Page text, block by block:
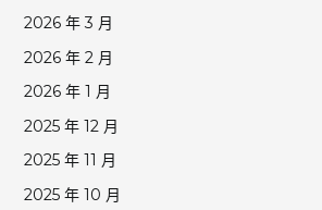
2026 年 3 月
2026 年 2 月
2026 年 1 月
2025 年 12 月
2025 年 11 月
2025 年 10 月